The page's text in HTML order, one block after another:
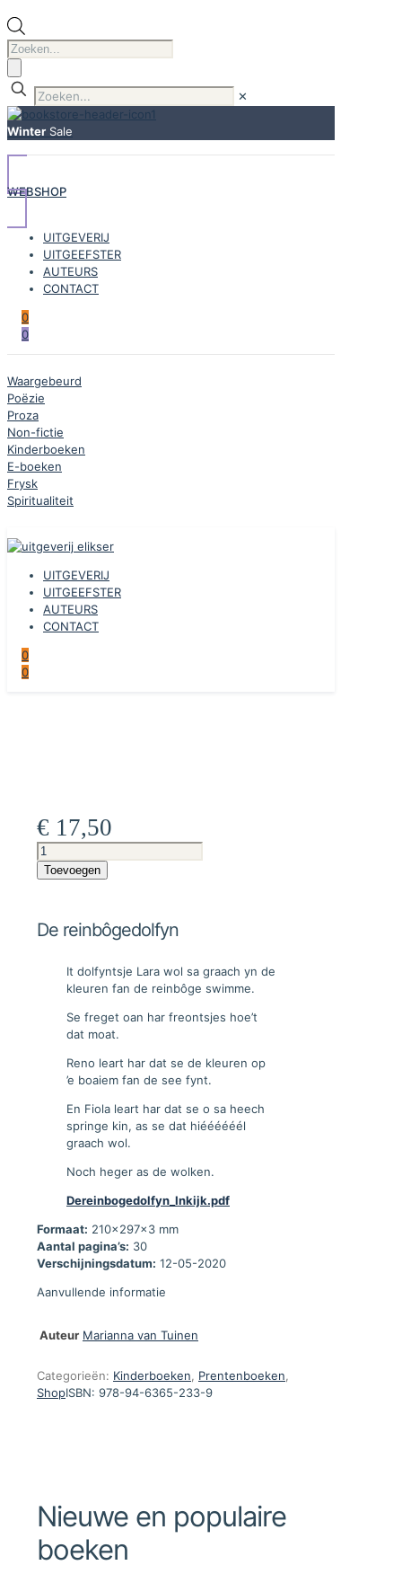
Producten
zoeken
✕
Winter Sale
WEBSHOP
UITGEVERIJ
UITGEEFSTER
AUTEURS
CONTACT
0
0
Waargebeurd
Poëzie
Proza
Non-fictie
Kinderboeken
E-boeken
Frysk
Spiritualiteit
UITGEVERIJ
UITGEEFSTER
AUTEURS
CONTACT
0
0
€ 17,50
De
reinbôgedolfyn
aantal
Toevoegen
De reinbôgedolfyn
It dolfyntsje Lara wol sa graach yn de
kleuren fan de reinbôge swimme.
Se freget oan har freontsjes hoe’t
dat moat.
Reno leart har dat se de kleuren op
’e boaiem fan de see fynt.
En Fiola leart har dat se o sa heech
springe kin, as se dat hiéééééél
graach wol.
Noch heger as de wolken.
Dereinbogedolfyn_Inkijk.pdf
Formaat: 210x297x3 mm
Aantal pagina’s: 30
Verschijningsdatum: 12-05-2020
Aanvullende informatie
Auteur Marianna van Tuinen
Categorieën: Kinderboeken Prentenboeken
ShopISBN: 978-94-6365-233-9
Nieuwe en populaire
boeken